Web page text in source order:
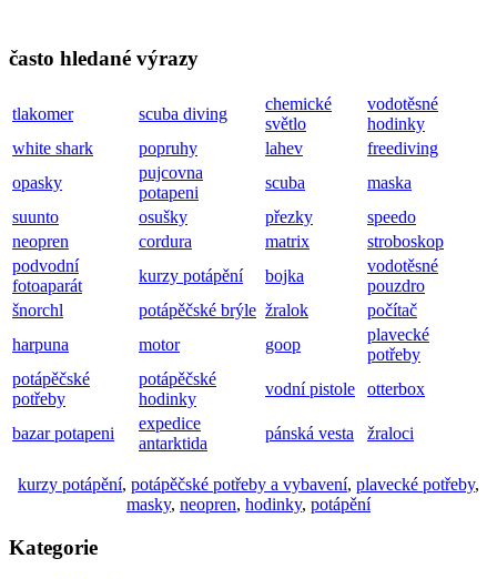
často hledané výrazy
tlakomer scuba diving
chemické
světlo
vodotěsné
hodinky
white shark
popruhy lahev
freediving
opasky
pujcovna
potapeni
scuba
maska
suunto
osušky přezky
speedo
neopren
cordura matrix
stroboskop
podvodní
fotoaparát
kurzy potápění bojka
vodotěsné
pouzdro
šnorchl
potápěčské brýle žralok
počítač
harpuna
motor goop
plavecké
potřeby
potápěčské
potřeby
potápěčské
hodinky
vodní pistole otterbox
bazar potapeni
expedice
antarktida
pánská vesta žraloci
kurzy potápění, potápěčské potřeby a vybavení, plavecké potřeby,
masky, neopren, hodinky, potápění
Kategorie